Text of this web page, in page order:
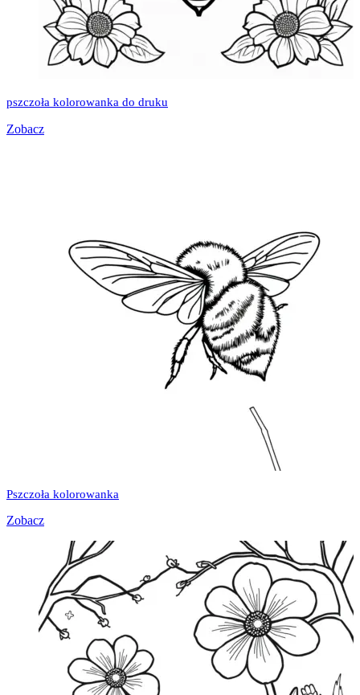
pszczoła kolorowanka do druku
Zobacz
Pszczoła kolorowanka
Zobacz